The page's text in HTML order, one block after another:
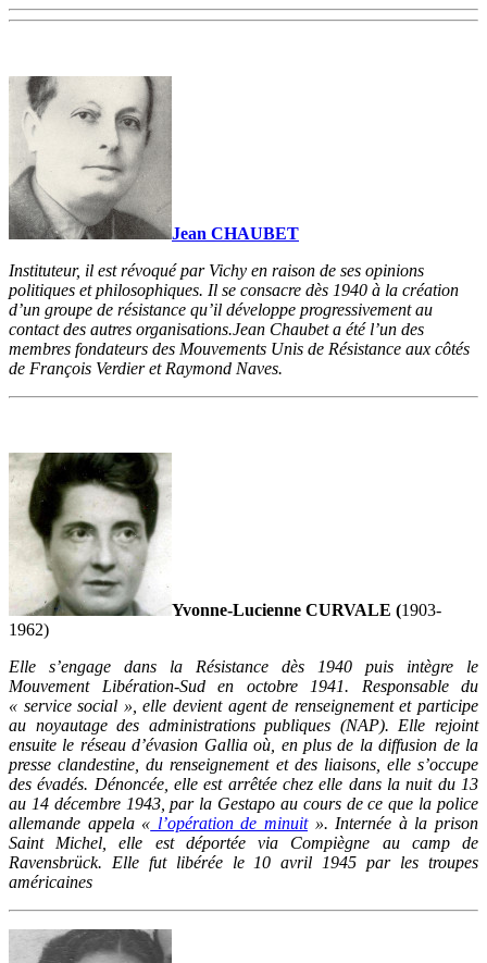
Jean CHAUBET
Instituteur, il est révoqué par Vichy en raison de ses opinions
politiques et philosophiques. Il se consacre dès 1940 à la création
d’un groupe de résistance qu’il développe progressivement au
contact des autres organisations.Jean Chaubet a été l’un des
membres fondateurs des Mouvements Unis de Résistance aux côtés
de François Verdier et Raymond Naves.
Yvonne-Lucienne CURVALE (1903-
1962)
Elle s’engage dans la Résistance dès 1940 puis intègre le
Mouvement Libération-Sud en octobre 1941. Responsable du
« service social », elle devient agent de renseignement et participe
au noyautage des administrations publiques (NAP). Elle rejoint
ensuite le réseau d’évasion Gallia où, en plus de la diffusion de la
presse clandestine, du renseignement et des liaisons, elle s’occupe
des évadés. Dénoncée, elle est arrêtée chez elle dans la nuit du 13
au 14 décembre 1943, par la Gestapo au cours de ce que la police
allemande appela « l’opération de minuit». Internée à la prison
Saint Michel, elle est déportée via Compiègne au camp de
Ravensbrück. Elle fut libérée le 10 avril 1945 par les troupes
américaines